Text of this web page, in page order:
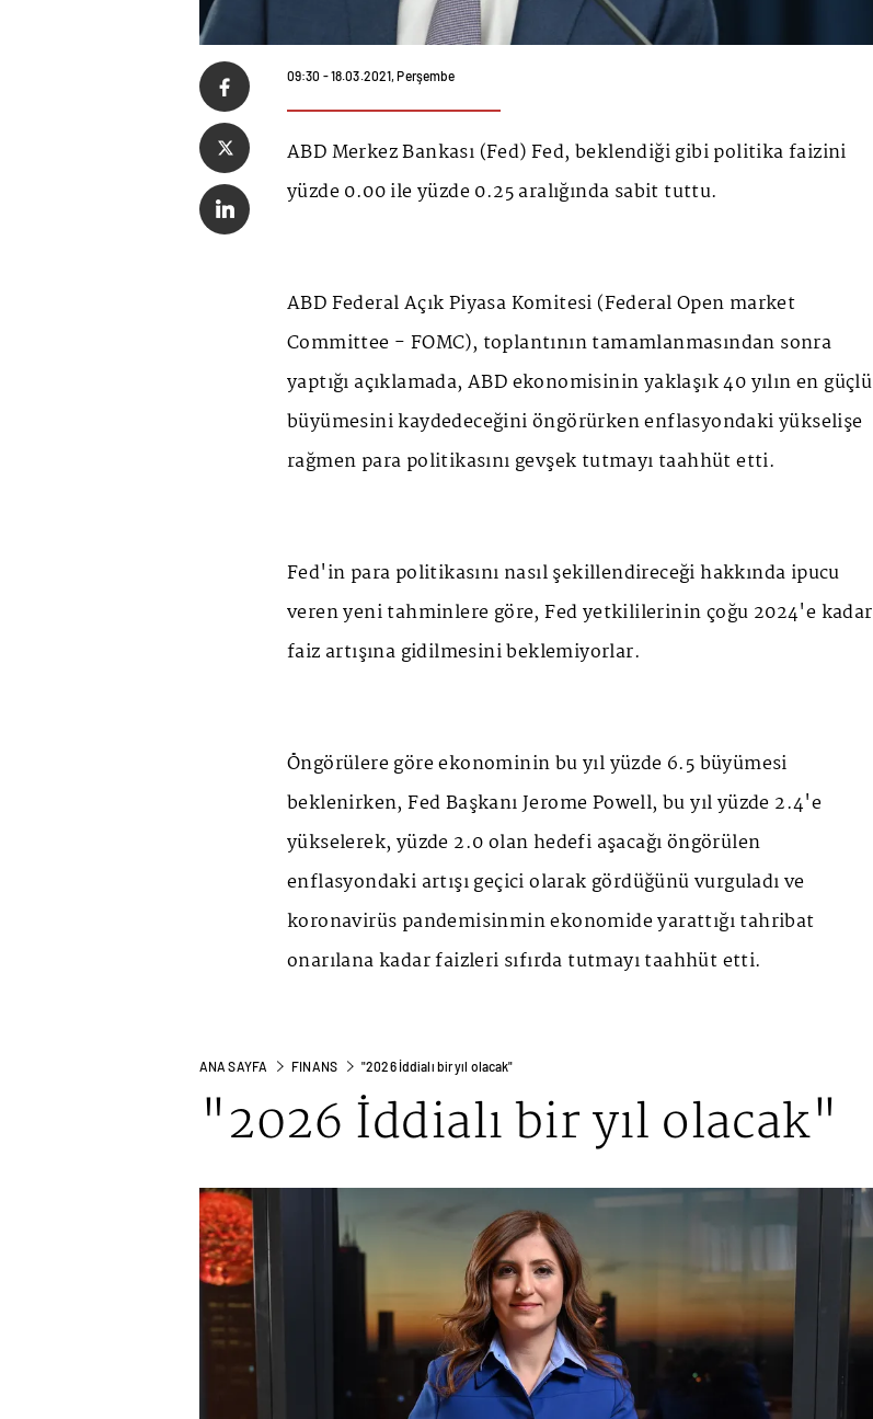
09:30 - 18.03.2021, Perşembe
ABD Merkez Bankası (Fed) Fed, beklendiği gibi politika faizini
yüzde 0.00 ile yüzde 0.25 aralığında sabit tuttu.
ABD Federal Açık Piyasa Komitesi (Federal Open market
Committee - FOMC), toplantının tamamlanmasından sonra
yaptığı açıklamada, ABD ekonomisinin yaklaşık 40 yılın en güçlü
büyümesini kaydedeceğini öngörürken enflasyondaki yükselişe
rağmen para politikasını gevşek tutmayı taahhüt etti.
Fed'in para politikasını nasıl şekillendireceği hakkında ipucu
veren yeni tahminlere göre, Fed yetkililerinin çoğu 2024'e kadar
faiz artışına gidilmesini beklemiyorlar.
Öngörülere göre ekonominin bu yıl yüzde 6.5 büyümesi
beklenirken, Fed Başkanı Jerome Powell, bu yıl yüzde 2.4'e
yükselerek, yüzde 2.0 olan hedefi aşacağı öngörülen
enflasyondaki artışı geçici olarak gördüğünü vurguladı ve
koronavirüs pandemisinmin ekonomide yarattığı tahribat
onarılana kadar faizleri sıfırda tutmayı taahhüt etti.
ANA SAYFA FINANS "2026 İddialı bir yıl olacak"
"2026 İddialı bir yıl olacak"